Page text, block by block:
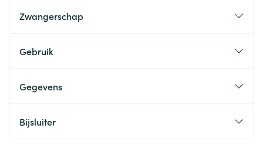
Zwangerschap
Gebruik
Gegevens
Bijsluiter